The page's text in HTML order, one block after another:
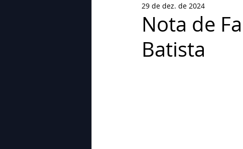
Geral Nova categoria
Nota de
Batista
29 de dez. de 2024